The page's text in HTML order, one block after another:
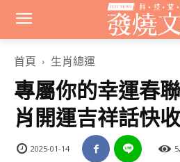
首頁 生肖總運
專屬你的幸運春
肖開運吉祥話快
2025-01-14